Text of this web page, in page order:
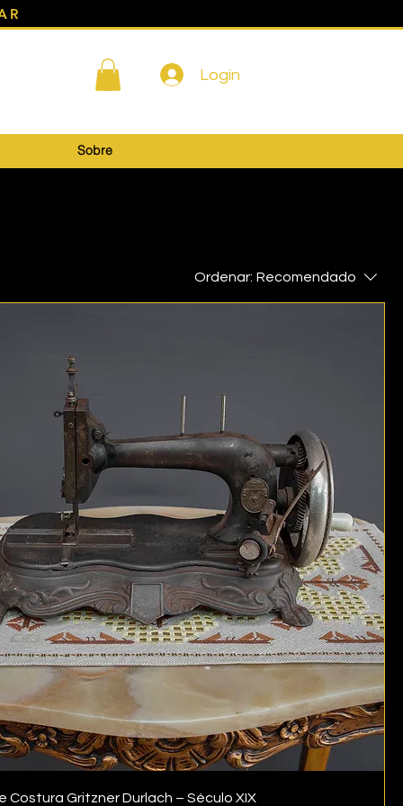
Login
Sobre
Ordenar: Recomendado
Costura Gritzner Durlach – Século XIX